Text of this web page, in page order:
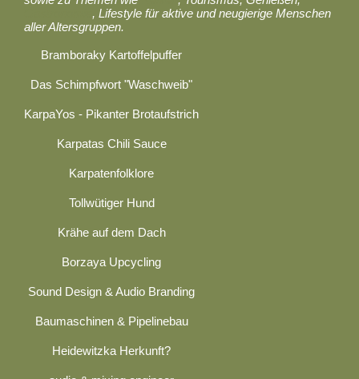
, Lifestyle für aktive und neugierige Menschen
aller Altersgruppen.
Bramboraky Kartoffelpuffer
Das Schimpfwort "Waschweib"
KarpaYos - Pikanter Brotaufstrich
Karpatas Chili Sauce
Karpatenfolklore
Tollwütiger Hund
Krähe auf dem Dach
Borzaya Upcycling
Sound Design & Audio Branding
Baumaschinen & Pipelinebau
Heidewitzka Herkunft?